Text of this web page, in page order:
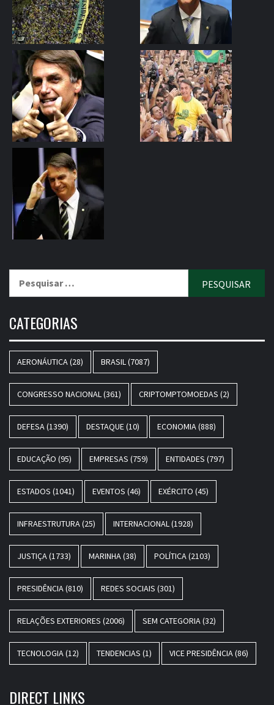
por:
CATEGORIAS
AERONÁUTICA(28) BRASIL(7087)
CONGRESSO NACIONAL(361) CRIPTOMPTOMOEDAS (2)
DEFESA(1390) DESTAQUE(10) ECONOMIA(888)
EDUCAÇÃO (95) EMPRESAS (759) ENTIDADES (797)
ESTADOS (1041) EVENTOS (46) EXÉRCITO (45)
INFRAESTRUTURA(25) INTERNACIONAL(1928)
JUSTIÇA(1733) MARINHA(38) POLÍTICA(2103)
PRESIDÊNCIA(810) REDES SOCIAIS (301)
RELAÇÕES EXTERIORES (2006) SEM CATEGORIA(32)
TECNOLOGIA(12) TENDENCIAS (1) VICE PRESIDÊNCIA(86)
DIRECT LINKS